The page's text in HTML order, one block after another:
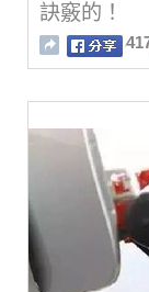
訣竅的！